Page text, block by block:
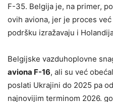
F-35. Belgija je, na primer,
ovih aviona, jer je proces
podršku izražavaju i
Belgijske vazduhoplovne
aviona F-16, ali su već
poslati Ukrajini do 2025 pa
najnovijim terminom 2026.